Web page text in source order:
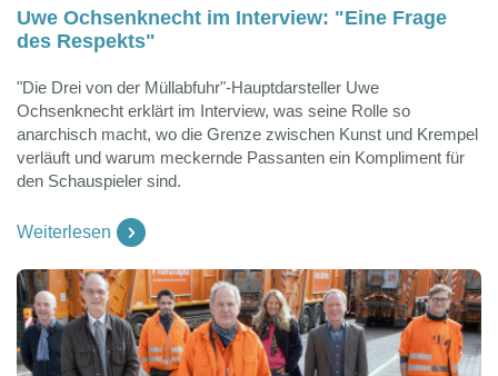
Uwe Ochsenknecht im Interview: "Eine Frage
des Respekts"
"Die Drei von der Müllabfuhr"-Hauptdarsteller Uwe
Ochsenknecht erklärt im Interview, was seine Rolle so
anarchisch macht, wo die Grenze zwischen Kunst und Krempel
verläuft und warum meckernde Passanten ein Kompliment für
den Schauspieler sind.
Weiterlesen